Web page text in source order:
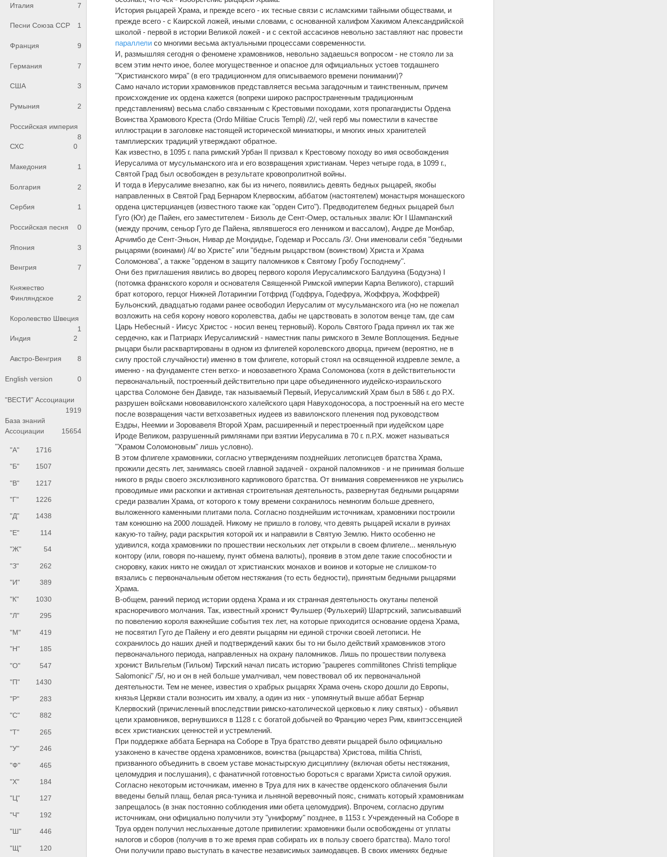
Италия 7
Песни Союза ССР 1
Франция 9
Германия 7
США 3
Румыния 2
Российская империя
8
СХС
0
Македония 1
Болгария 2
Сербия 1
Российская песня 0
Япония 3
Венгрия 7
Княжество
Финляндское
2
Королевство Швеция
1
Индия
2
Австро-Венгрия 8
English version 0
"ВЕСТИ" Ассоциации
1919
База знаний
Ассоциации
15654
"А" 1716
"Б" 1507
"В" 1217
"Г" 1226
"Д" 1438
"Е" 114
"Ж" 54
"З" 262
"И" 389
"К" 1030
"Л" 295
"М" 419
"Н" 185
"О" 547
"П" 1430
"Р" 283
"С" 882
"Т" 265
"У" 246
"Ф" 465
"Х" 184
"Ц" 127
"Ч" 192
"Ш" 446
"Щ" 120
История рыцарей Храма, и прежде всего - их тесные связи с исламскими тайными обществами, и
прежде всего - с Каирской ложей, иными словами, с основанной халифом Хакимом Александрийской
школой - первой в истории Великой ложей - и с сектой ассасинов невольно заставляют нас провести
параллели со многими весьма актуальными процессами современности.
И, размышляя сегодня о феномене храмовников, невольно задаешься вопросом - не стояло ли за
всем этим нечто иное, более могущественное и опасное для официальных устоев тогдашнего
"Христианского мира" (в его традиционном для описываемого времени понимании)?
Само начало истории храмовников представляется весьма загадочным и таинственным, причем
происхождение их ордена кажется (вопреки широко распространенным традиционным
представлениям) весьма слабо связанным с Крестовыми походами, хотя пропагандисты Ордена
Воинства Храмового Креста (Ordo Militiae Crucis Templi) /2/, чей герб мы поместили в качестве
иллюстрации в заголовке настоящей исторической миниатюры, и многих иных хранителей
тамплиерских традиций утверждают обратное.
Как известно, в 1095 г. папа римский Урбан II призвал к Крестовому походу во имя освобождения
Иерусалима от мусульманского ига и его возвращения христианам. Через четыре года, в 1099 г.,
Святой Град был освобожден в результате кровопролитной войны.
И тогда в Иерусалиме внезапно, как бы из ничего, появились девять бедных рыцарей, якобы
направленных в Святой Град Бернаром Клервоским, аббатом (настоятелем) монастыря монашеского
ордена цистерцианцев (известного также как "орден Сито"). Предводителем бедных рыцарей был
Гуго (Юг) де Пайен, его заместителем - Бизоль де Сент-Омер, остальных звали: Юг I Шампанский
(между прочим, сеньор Гуго де Пайена, являвшегося его ленником и вассалом), Андре де Монбар,
Арчимбо де Сент-Эньон, Нивар де Мондидье, Годемар и Россаль /3/. Они именовали себя "бедными
рыцарями (воинами) /4/ во Христе" или "бедным рыцарством (воинством) Христа и Храма
Соломонова", а также "орденом в защиту паломников к Святому Гробу Господнему".
Они без приглашения явились во дворец первого короля Иерусалимского Балдуина (Бодуэна) I
(потомка франкского короля и основателя Священной Римской империи Карла Великого), старший
брат которого, герцог Нижней Лотарингии Готфрид (Годфруа, Годефруа, Жоффруа, Жоффрей)
Бульонский, двадцатью годами ранее освободил Иерусалим от мусульманского ига (но не пожелал
возложить на себя корону нового королевства, дабы не царствовать в золотом венце там, где сам
Царь Небесный - Иисус Христос - носил венец терновый). Король Святого Града принял их так же
сердечно, как и Патриарх Иерусалимский - наместник папы римского в Земле Воплощения. Бедные
рыцари были расквартированы в одном из флигелей королевского дворца, причем (вероятно, не в
силу простой случайности) именно в том флигеле, который стоял на освященной издревле земле, а
именно - на фундаменте стен ветхо- и новозаветного Храма Соломонова (хотя в действительности
первоначальный, построенный действительно при царе объединенного иудейско-израильского
царства Соломоне бен Давиде, так называемый Первый, Иерусалимский Храм был в 586 г. до Р.Х.
разрушен войсками нововавилонского халейского царя Навуходоносора, а построенный на его месте
после возвращения части ветхозаветных иудеев из вавилонского пленения под руководством
Ездры, Неемии и Зоровавеля Второй Храм, расширенный и перестроенный при иудейском царе
Ироде Великом, разрушенный римлянами при взятии Иерусалима в 70 г. п.Р.Х. может называться
"Храмом Соломоновым" лишь условно).
В этом флигеле храмовники, согласно утверждениям позднейших летописцев братства Храма,
прожили десять лет, занимаясь своей главной задачей - охраной паломников - и не принимая больше
никого в ряды своего эксклюзивного карликового братства. От внимания современников не укрылись
проводимые ими раскопки и активная строительная деятельность, развернутая бедными рыцарями
среди развалин Храма, от которого к тому времени сохранилось немногим больше древнего,
выложенного каменными плитами пола. Согласно позднейшим источникам, храмовники построили
там конюшню на 2000 лошадей. Никому не пришло в голову, что девять рыцарей искали в руинах
какую-то тайну, ради раскрытия которой их и направили в Святую Землю. Никто особенно не
удивился, когда храмовники по прошествии нескольких лет открыли в своем флигеле... меняльную
контору (или, говоря по-нашему, пункт обмена валюты), проявив в этом деле такие способности и
сноровку, каких никто не ожидал от христианских монахов и воинов и которые не слишком-то
вязались с первоначальным обетом нестяжания (то есть бедности), принятым бедными рыцарями
Храма.
В-общем, ранний период истории ордена Храма и их странная деятельность окутаны пеленой
красноречивого молчания. Так, известный хронист Фульшер (Фульхерий) Шартрский, записывавший
по повелению короля важнейшие события тех лет, на которые приходится основание ордена Храма,
не посвятил Гуго де Пайену и его девяти рыцарям ни единой строчки своей летописи. Не
сохранилось до наших дней и подтверждений каких бы то ни было действий храмовников этого
первоначального периода, направленных на охрану паломников. Лишь по прошествии полувека
хронист Вильгельм (Гильом) Тирский начал писать историю "pauperes commilitones Christi templique
Salomonici" /5/, но и он в ней больше умалчивал, чем повествовал об их первоначальной
деятельности. Тем не менее, известия о храбрых рыцарях Храма очень скоро дошли до Европы,
князья Церкви стали возносить им хвалу, а один из них - упомянутый выше аббат Бернар
Клервоский (причисленный впоследствии римско-католической церковью к лику святых) - объявил
цели храмовников, вернувшихся в 1128 г. с богатой добычей во Францию через Рим, квинтэссенцией
всех христианских ценностей и устремлений.
При поддержке аббата Бернара на Соборе в Труа братство девяти рыцарей было официально
узаконено в качестве ордена храмовников, воинства (рыцарства) Христова, militia Christi,
призванного объединить в своем уставе монастырскую дисциплину (включая обеты нестяжания,
целомудрия и послушания), с фанатичной готовностью бороться с врагами Христа силой оружия.
Согласно некоторым источникам, именно в Труа для них в качестве орденского облачения были
введены белый плащ, белая ряса-туника и льняной веревочный пояс, снимать который храмовникам
запрещалось (в знак постоянно соблюдения ими обета целомудрия). Впрочем, согласно другим
источникам, они официально получили эту "униформу" позднее, в 1153 г. Учрежденный на Соборе в
Труа орден получил неслыханные дотоле привилегии: храмовники были освобождены от уплаты
налогов и сборов (получив в то же время прав собирать их в пользу своего братства). Мало того!
Они получили право выступать в качестве независимых заимодавцев. В своих имениях бедные